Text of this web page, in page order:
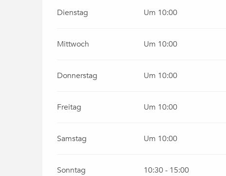
Dienstag Um 10:00
Mittwoch Um 10:00
Donnerstag Um 10:00
Freitag Um 10:00
Samstag Um 10:00
Sonntag 10:30 - 15:00